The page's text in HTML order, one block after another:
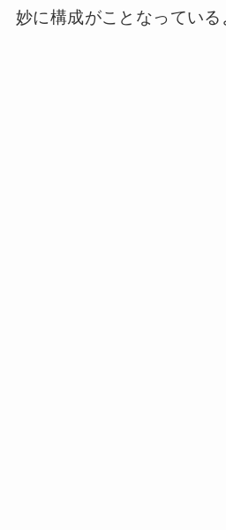
妙に構成がことなっている